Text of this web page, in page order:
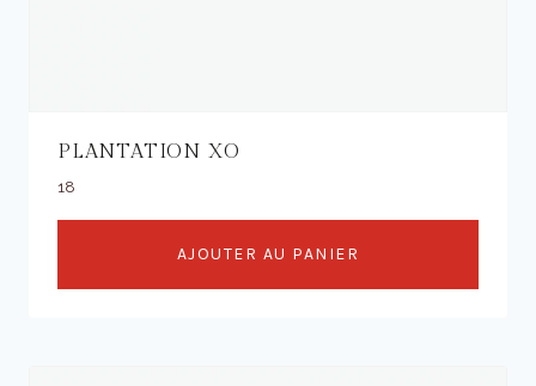
PLANTATION XO
18
AJOUTER AU PANIER